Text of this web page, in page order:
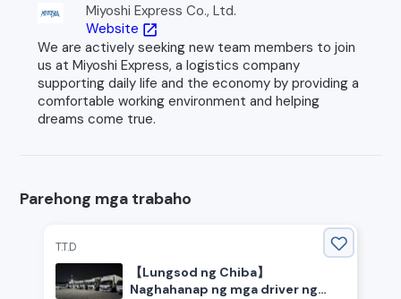
Miyoshi Express Co., Ltd.
Website open_in_new
We are actively seeking new team members to join
us at Miyoshi Express, a logistics company
supporting daily life and the economy by providing a
comfortable working environment and helping
dreams come true.
Parehong mga trabaho
T.T.D
【Lungsod ng Chiba】
Naghahanap ng mga driver ng